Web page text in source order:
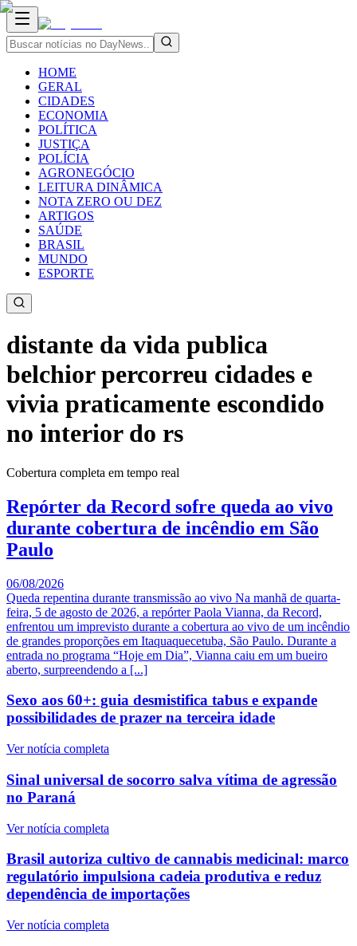
HOME
GERAL
CIDADES
ECONOMIA
POLÍTICA
JUSTIÇA
POLÍCIA
AGRONEGÓCIO
LEITURA DINÂMICA
NOTA ZERO OU DEZ
ARTIGOS
SAÚDE
BRASIL
MUNDO
ESPORTE
distante da vida publica
belchior percorreu cidades e
vivia praticamente escondido
no interior do rs
Cobertura completa em tempo real
Repórter da Record sofre queda ao vivo
durante cobertura de incêndio em São
Paulo
06/08/2026
Queda repentina durante transmissão ao vivo Na manhã de quarta-
feira, 5 de agosto de 2026, a repórter Paola Vianna, da Record,
enfrentou um imprevisto durante a cobertura ao vivo de um incêndio
de grandes proporções em Itaquaquecetuba, São Paulo. Durante a
entrada no programa “Hoje em Dia”, Vianna caiu em um bueiro
aberto, surpreendendo a [...]
Sexo aos 60+: guia desmistifica tabus e expande
possibilidades de prazer na terceira idade
Ver notícia completa
Sinal universal de socorro salva vítima de agressão
no Paraná
Ver notícia completa
Brasil autoriza cultivo de cannabis medicinal: marco
regulatório impulsiona cadeia produtiva e reduz
dependência de importações
Ver notícia completa